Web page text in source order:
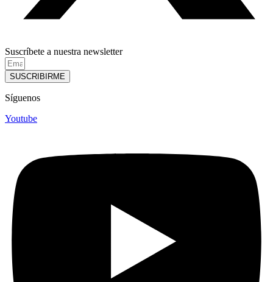
Suscríbete a nuestra newsletter
SUSCRIBIRME
Síguenos
Youtube